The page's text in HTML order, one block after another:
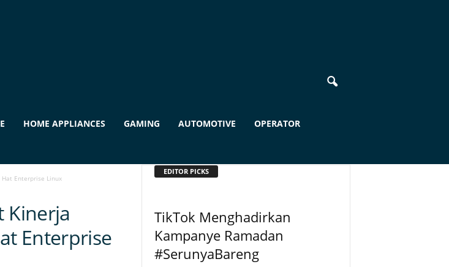
HOME APPLIANCES GAMING AUTOMOTIVE OPERATOR
Hat Enterprise Linux
Kinerja
Enterprise
EDITOR PICKS
TikTok Menghadirkan
Kampanye Ramadan
#SerunyaBareng